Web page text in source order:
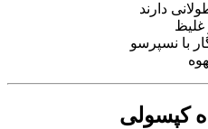
دارند
غلیظ
با نسپرسو
کپسولی